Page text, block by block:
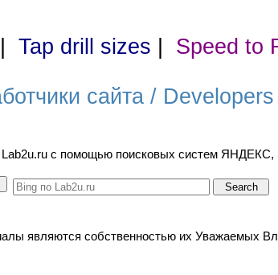
Tap drill sizes Speed to
сайта /
Lab2u.ru с помощью поисковых систем ЯНДЕКС,
являются собственностью их Уважаемых